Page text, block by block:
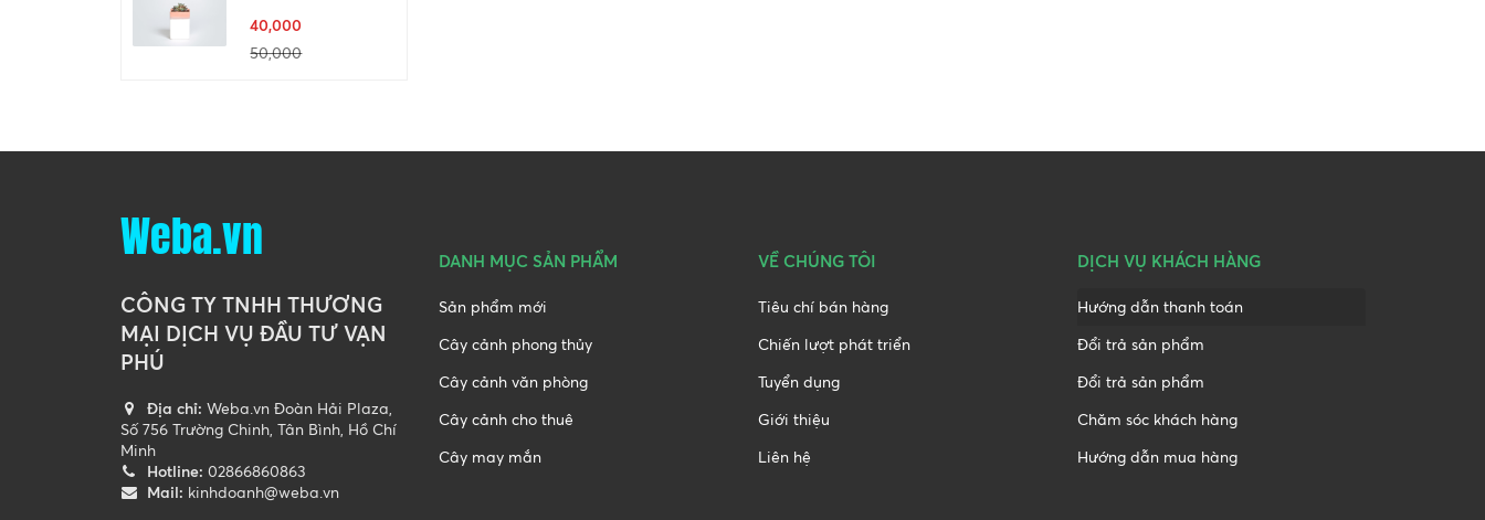
40,000
50,000
Weba.vn
CÔNG TY TNHH THƯƠNG
MẠI DỊCH VỤ ĐẦU TƯ VẠN
PHÚ
Địa chỉ: Weba.vn Đoàn Hải Plaza,
Số 756 Trường Chinh, Tân Bình, Hồ Chí
Minh
Hotline: 02866860863
Mail: kinhdoanh@weba.vn
DANH MỤC SẢN PHẨM
Sản phẩm mới
Cây cảnh phong thủy
Cây cảnh văn phòng
Cây cảnh cho thuê
Cây may mắn
VỀ CHÚNG TÔI
Tiêu chí bán hàng
Chiến lượt phát triển
Tuyển dụng
Giới thiệu
Liên hệ
DỊCH VỤ KHÁCH HÀNG
Hướng dẫn thanh toán
Đổi trả sản phẩm
Đổi trả sản phẩm
Chăm sóc khách hàng
Hướng dẫn mua hàng